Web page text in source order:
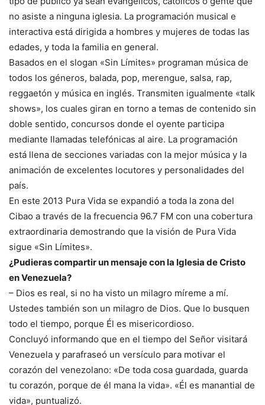
no asiste a ninguna iglesia. La programación musical e
interactiva está dirigida a hombres y mujeres de todas las
edades, y toda la familia en general.
Basados en el slogan «Sin Límites» programan música de
todos los géneros, balada, pop, merengue, salsa, rap,
reggaetón y música en inglés. Transmiten igualmente «talk
shows», los cuales giran en torno a temas de contenido sin
doble sentido, concursos donde el oyente participa
mediante llamadas telefónicas al aire. La programación
está llena de secciones variadas con la mejor música y la
animación de excelentes locutores y personalidades del
país.
En este 2013 Pura Vida se expandió a toda la zona del
Cibao a través de la frecuencia 96.7 FM con una cobertura
extraordinaria demostrando que la visión de Pura Vida
sigue «Sin Límites».
¿Pudieras compartir un mensaje con la Iglesia de Cristo
en Venezuela?
– Dios es real, si no ha visto un milagro míreme a mí.
Ustedes también son un milagro de Dios. Que lo busquen
todo el tiempo, porque Él es misericordioso.
Concluyó informando que en el tiempo del Señor visitará
Venezuela y parafraseó un versículo para motivar el
corazón del venezolano: «De toda cosa guardada, guarda
tu corazón, porque de él mana la vida». «Él es manantial de
vida», puntualizó.